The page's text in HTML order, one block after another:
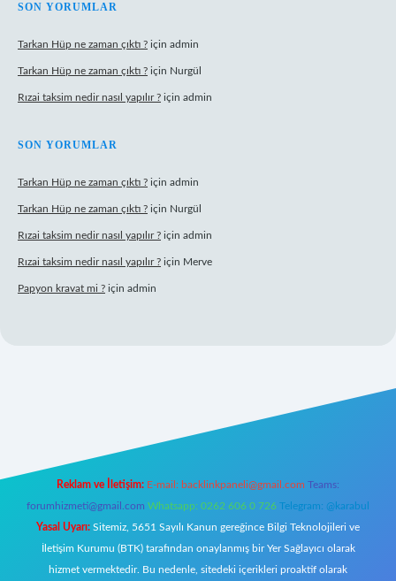
SON YORUMLAR
Tarkan Hüp ne zaman çıktı ? için admin
Tarkan Hüp ne zaman çıktı ? için Nurgül
Rızai taksim nedir nasıl yapılır ? için admin
SON YORUMLAR
Tarkan Hüp ne zaman çıktı ? için admin
Tarkan Hüp ne zaman çıktı ? için Nurgül
Rızai taksim nedir nasıl yapılır ? için admin
Rızai taksim nedir nasıl yapılır ? için Merve
Papyon kravat mi ? için admin
betexper.xyz
Reklam ve İletişim: E-mail: backlinkpaneli@gmail.com Teams:
forumhizmeti@gmail.com Whatsapp: 0262 606 0 726 Telegram: @karabul
Yasal Uyarı: Sitemiz, 5651 Sayılı Kanun gereğince Bilgi Teknolojileri ve
İletişim Kurumu (BTK) tarafından onaylanmış bir Yer Sağlayıcı olarak
hizmet vermektedir. Bu nedenle, sitedeki içerikleri proaktif olarak